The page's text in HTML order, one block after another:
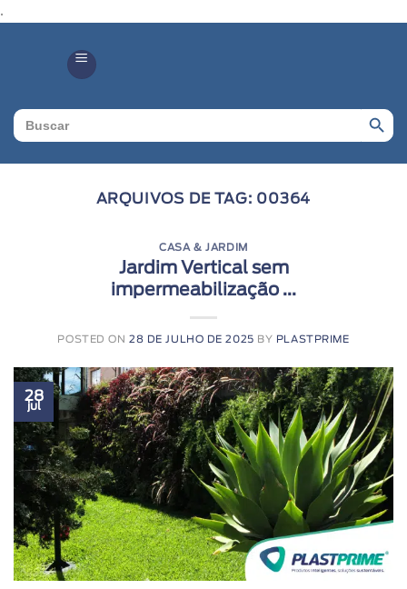
.
Search
for:
Search
ARQUIVOS DE TAG: 00364
CASA & JARDIM
Jardim Vertical sem
impermeabilização ...
POSTED ON28 DE JULHO DE 2025 BY PLASTPRIME
28
jul